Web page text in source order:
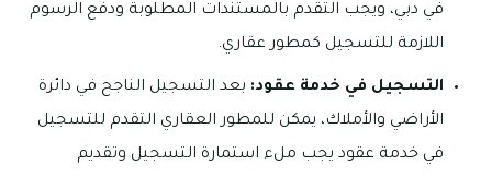
في دبي، ويجب التقدم بالمستندات المطلوبة ودفع الرسوم
اللازمة للتسجيل كمطور عقاري.
التسجيل في خدمة عقود: بعد التسجيل الناجح في دائرة
الأراضي والأملاك، يمكن للمطور العقاري التقدم للتسجيل
في خدمة عقود يجب ملء استمارة التسجيل وتقديم